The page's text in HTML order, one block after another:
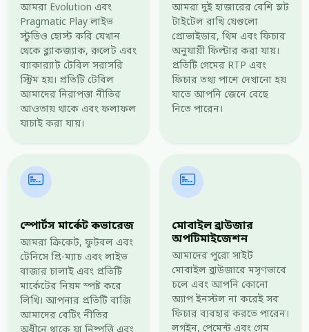
আমরা Evolution এবং
Pragmatic Play লাইভ
স্টুডিও হোস্ট করি যেখান
থেকে ব্ল্যাকজ্যাক, রুলেট এবং
ব্যাকার‍্যাট টেবিল সরাসরি
স্ট্রিম হয়। প্রতিটি টেবিল
আমাদের নিরাপত্তা নীতির
আওতায় থাকে এবং ফলাফল
যাচাই করা যায়।
আমরা দুই হাজারের বেশি স্লট
টাইটেল রাখি যেগুলো
প্রোভাইডার, থিম এবং ফিচার
অনুযায়ী ফিল্টার করা যায়।
প্রতিটি গেমের RTP এবং
ফিচার তথ্য পাশে দেখানো হয়
যাতে আপনি জেনে বেছে
নিতে পারেন।
স্পোর্টস মার্কেট কভারেজ
আমরা ক্রিকেট, ফুটবল এবং
টেনিসে প্রি-ম্যাচ এবং লাইভ
বাজার চালাই এবং প্রতিটি
মার্কেটের নিয়ম স্পষ্ট করে
লিখি। আপনার প্রতিটি বাজি
আমাদের বেটিং নীতির
মোবাইল ব্রাউজার
অপটিমাইজেশন
আমাদের পুরো সাইট
মোবাইল ব্রাউজারে মসৃণভাবে
চলে এবং আপনি কোনো
অ্যাপ ইনস্টল না করেই সব
ফিচার ব্যবহার করতে পারেন।
লগইন, পেমেন্ট এবং গেম